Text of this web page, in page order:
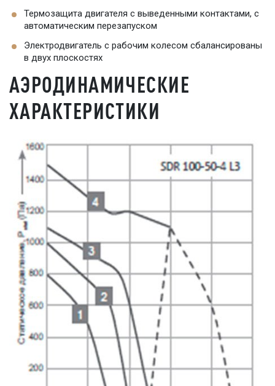
Термозащита двигателя с выведенными контактами, с
автоматическим перезапуском
Электродвигатель с рабочим колесом сбалансированы
в двух плоскостях
АЭРОДИНАМИЧЕСКИЕ
ХАРАКТЕРИСТИКИ